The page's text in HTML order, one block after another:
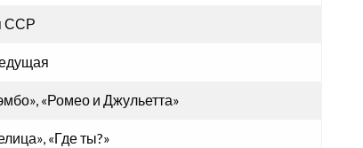
ССР
«Ромео и Джульетта»
«Где ты?»